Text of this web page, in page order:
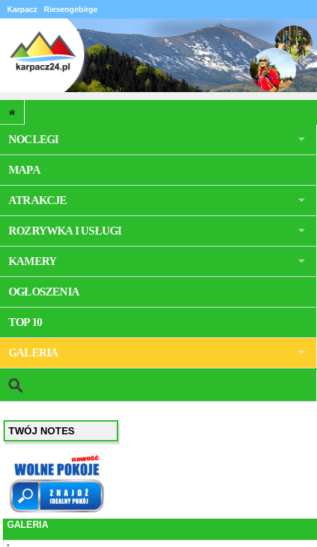
Karpacz Riesengebirge
NOCLEGI
MAPA
ATRAKCJE
ROZRYWKA I USŁUGI
KAMERY
OGŁOSZENIA
TOP 10
GALERIA
TWÓJ NOTES
GALERIA